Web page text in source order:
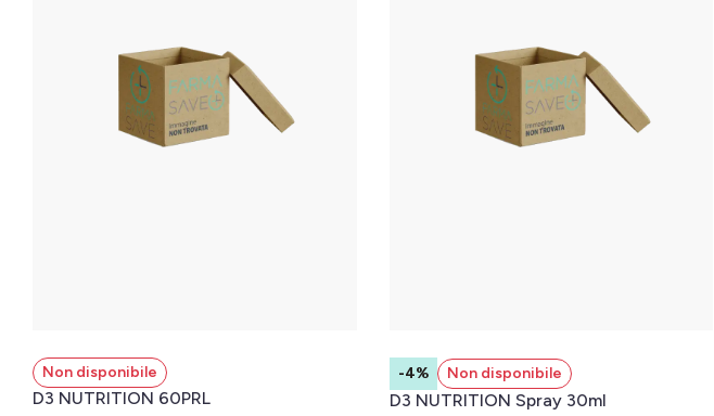
Non disponibile
D3 NUTRITION 60PRL
-4% Non disponibile
D3 NUTRITION Spray 30ml